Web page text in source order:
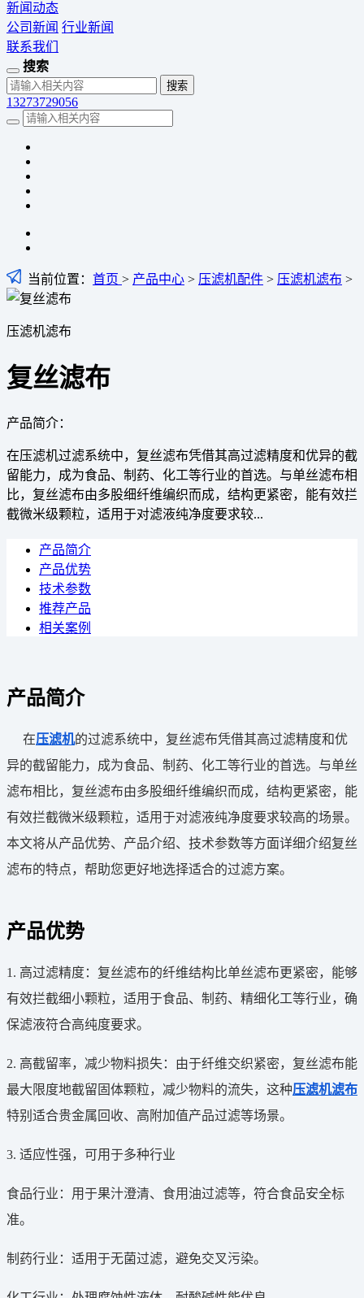
新闻动态
公司新闻 行业新闻
联系我们
搜索
13273729056
当前位置： 首页 > 产品中心 > 压滤机配件 > 压滤机滤布 >
压滤机滤布
复丝滤布
产品简介：
在压滤机过滤系统中，复丝滤布凭借其高过滤精度和优异的截
留能力，成为食品、制药、化工等行业的首选。与单丝滤布相
比，复丝滤布由多股细纤维编织而成，结构更紧密，能有效拦
截微米级颗粒，适用于对滤液纯净度要求较...
产品简介
产品优势
技术参数
推荐产品
相关案例
产品简介
在压滤机的过滤系统中，复丝滤布凭借其高过滤精度和优
异的截留能力，成为食品、制药、化工等行业的首选。与单丝
滤布相比，复丝滤布由多股细纤维编织而成，结构更紧密，能
有效拦截微米级颗粒，适用于对滤液纯净度要求较高的场景。
本文将从产品优势、产品介绍、技术参数等方面详细介绍复丝
滤布的特点，帮助您更好地选择适合的过滤方案。
产品优势
1. 高过滤精度：复丝滤布的纤维结构比单丝滤布更紧密，能够
有效拦截细小颗粒，适用于食品、制药、精细化工等行业，确
保滤液符合高纯度要求。
2. 高截留率，减少物料损失：由于纤维交织紧密，复丝滤布能
最大限度地截留固体颗粒，减少物料的流失，这种压滤机滤布
特别适合贵金属回收、高附加值产品过滤等场景。
3. 适应性强，可用于多种行业
食品行业：用于果汁澄清、食用油过滤等，符合食品安全标
准。
制药行业：适用于无菌过滤，避免交叉污染。